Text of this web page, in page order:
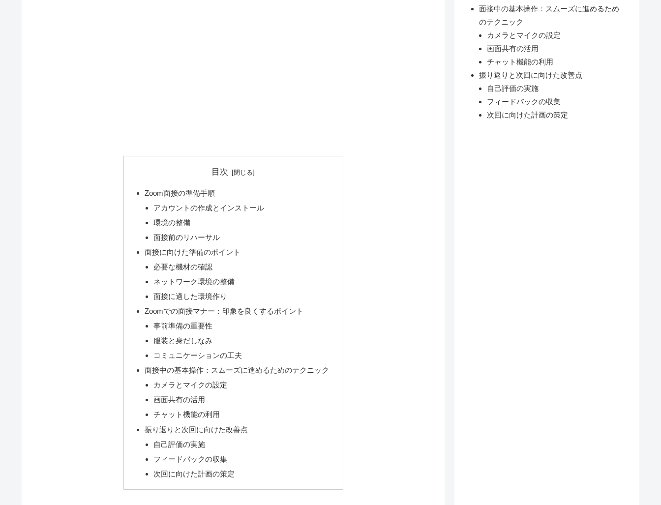
目次
Zoom面接の準備手順
アカウントの作成とインストール
環境の整備
面接前のリハーサル
面接に向けた準備のポイント
必要な機材の確認
ネットワーク環境の整備
面接に適した環境作り
Zoomでの面接マナー：印象を良くするポイント
事前準備の重要性
服装と身だしなみ
コミュニケーションの工夫
面接中の基本操作：スムーズに進めるためのテクニック
カメラとマイクの設定
画面共有の活用
チャット機能の利用
振り返りと次回に向けた改善点
自己評価の実施
フィードバックの収集
次回に向けた計画の策定
面接中の基本操作：スムーズに進めるため
のテクニック
カメラとマイクの設定
画面共有の活用
チャット機能の利用
振り返りと次回に向けた改善点
自己評価の実施
フィードバックの収集
次回に向けた計画の策定